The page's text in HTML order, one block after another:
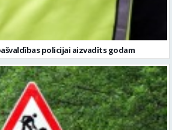
policijai aizvadīts godam